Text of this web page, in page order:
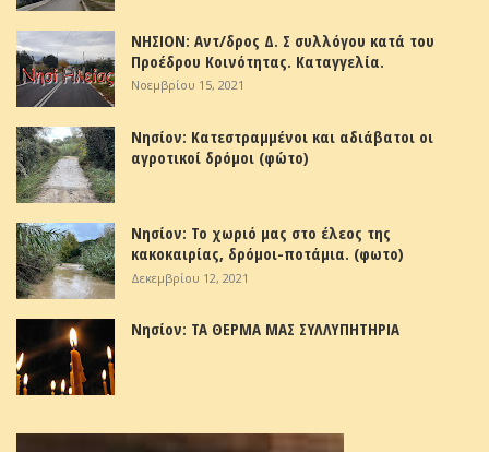
ΝΗΣΙΟΝ: Αντ/δρος Δ. Σ συλλόγου κατά του
Προέδρου Κοινότητας. Καταγγελία.
Νοεμβρίου 15, 2021
Νησίον: Κατεστραμμένοι και αδιάβατοι οι
αγροτικοί δρόμοι (φώτο)
Νησίον: Το χωριό μας στο έλεος της
κακοκαιρίας, δρόμοι-ποτάμια. (φωτο)
Δεκεμβρίου 12, 2021
Νησίον: ΤΑ ΘΕΡΜΑ ΜΑΣ ΣΥΛΛΥΠΗΤΗΡΙΑ